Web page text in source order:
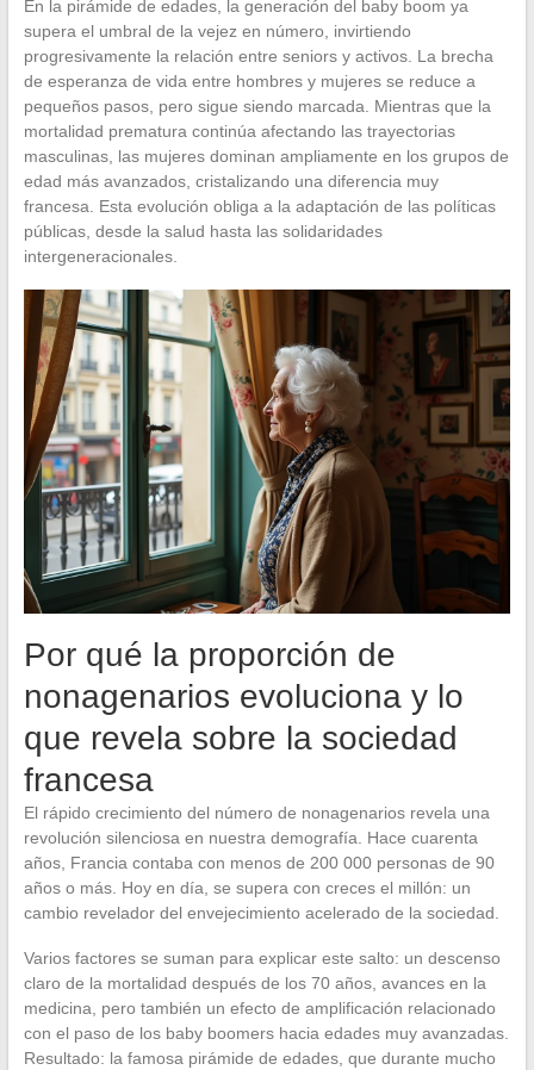
En la pirámide de edades, la generación del baby boom ya
supera el umbral de la vejez en número, invirtiendo
progresivamente la relación entre seniors y activos. La brecha
de esperanza de vida entre hombres y mujeres se reduce a
pequeños pasos, pero sigue siendo marcada. Mientras que la
mortalidad prematura continúa afectando las trayectorias
masculinas, las mujeres dominan ampliamente en los grupos de
edad más avanzados, cristalizando una diferencia muy
francesa. Esta evolución obliga a la adaptación de las políticas
públicas, desde la salud hasta las solidaridades
intergeneracionales.
Por qué la proporción de
nonagenarios evoluciona y lo
que revela sobre la sociedad
francesa
El rápido crecimiento del número de nonagenarios revela una
revolución silenciosa en nuestra demografía. Hace cuarenta
años, Francia contaba con menos de 200 000 personas de 90
años o más. Hoy en día, se supera con creces el millón: un
cambio revelador del envejecimiento acelerado de la sociedad.
Varios factores se suman para explicar este salto: un descenso
claro de la mortalidad después de los 70 años, avances en la
medicina, pero también un efecto de amplificación relacionado
con el paso de los baby boomers hacia edades muy avanzadas.
Resultado: la famosa pirámide de edades, que durante mucho